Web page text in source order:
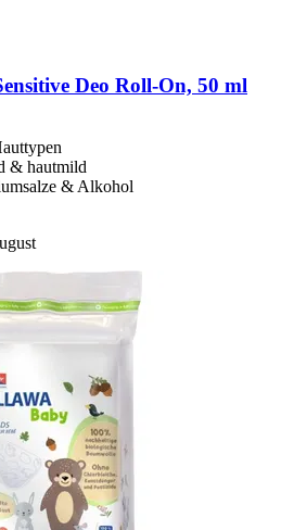
Deo Roll-​On, 50 ml
& hautmild
& Alkohol